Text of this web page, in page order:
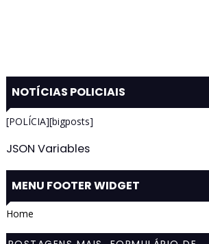
NOTÍCIAS POLICIAIS
[POLÍCIA][bigposts]
JSON Variables
MENU FOOTER WIDGET
Home